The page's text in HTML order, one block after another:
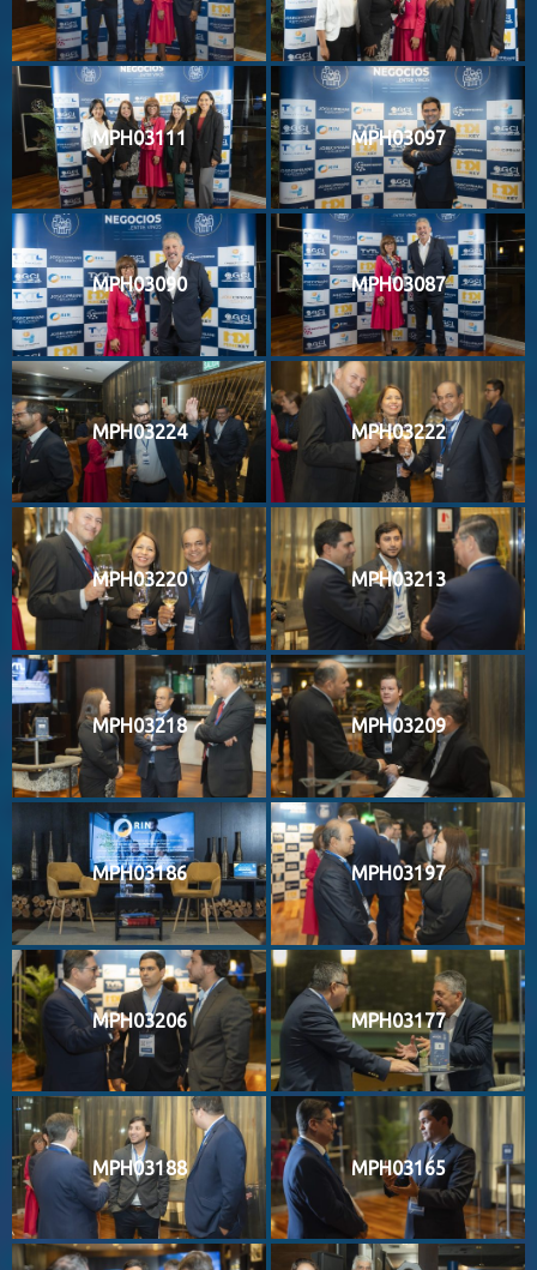
MPH03111 MPH03097
MPH03090 MPH03087
MPH03224 MPH03222
MPH03220 MPH03213
MPH03218 MPH03209
MPH03186 MPH03197
MPH03206 MPH03177
MPH03188 MPH03165